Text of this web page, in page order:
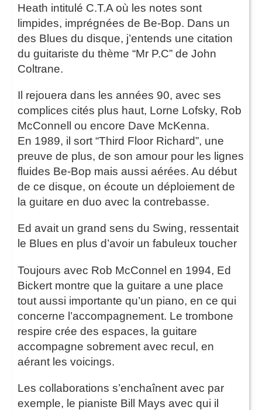
Heath intitulé C.T.A où les notes sont
limpides, imprégnées de Be-Bop. Dans un
des Blues du disque, j’entends une citation
du guitariste du thème “Mr P.C” de John
Coltrane.
Il rejouera dans les années 90, avec ses
complices cités plus haut, Lorne Lofsky, Rob
McConnell ou encore Dave McKenna.
En 1989, il sort “Third Floor Richard”, une
preuve de plus, de son amour pour les lignes
fluides Be-Bop mais aussi aérées. Au début
de ce disque, on écoute un déploiement de
la guitare en duo avec la contrebasse.
Ed avait un grand sens du Swing, ressentait
le Blues en plus d’avoir un fabuleux toucher
Toujours avec Rob McConnel en 1994, Ed
Bickert montre que la guitare a une place
tout aussi importante qu’un piano, en ce qui
concerne l’accompagnement. Le trombone
respire crée des espaces, la guitare
accompagne sobrement avec recul, en
aérant les voicings.
Les collaborations s’enchaînent avec par
exemple, le pianiste Bill Mays avec qui il